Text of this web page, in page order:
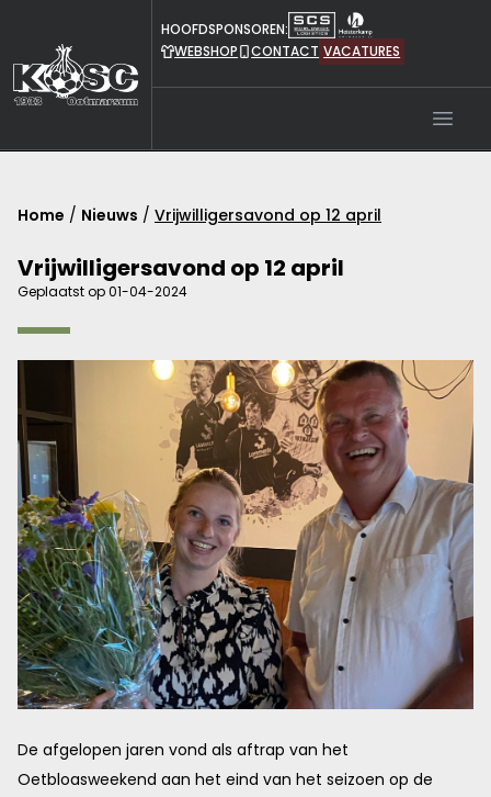
WEBSHOP CONTACT VACATURES
HOOFDSPONSOREN:
Home / Nieuws / Vrijwilligersavond op 12 april
Vrijwilligersavond op 12 april
Geplaatst op 01-04-2024
De afgelopen jaren vond als aftrap van het
Oetbloasweekend aan het eind van het seizoen op de